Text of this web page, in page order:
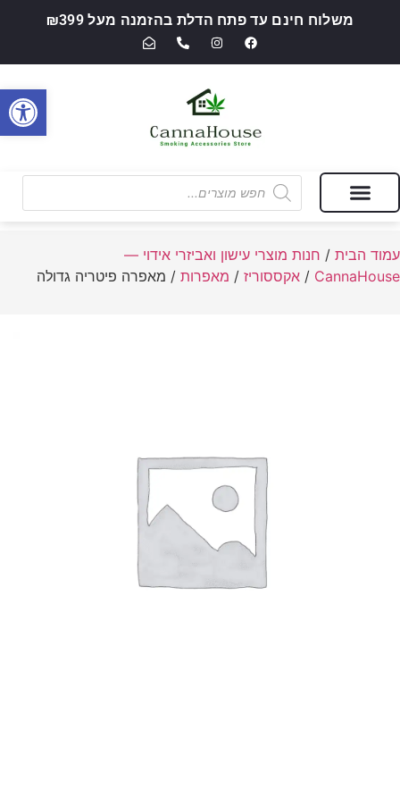
משלוח חינם עד פתח הדלת בהזמנה מעל ₪399
עמוד הבית / חנות מוצרי עישון ואביזרי אידוי —
CannaHouse
/ אקססוריז / מאפרות / מאפרה פיטריה גדולה
פתח